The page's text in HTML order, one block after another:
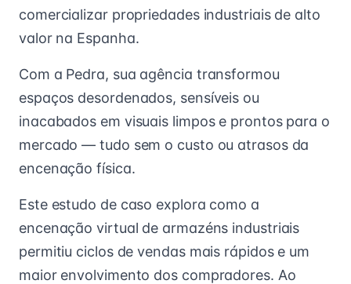
comercializar propriedades industriais de alto
valor na Espanha.
Com a Pedra, sua agência transformou
espaços desordenados, sensíveis ou
inacabados em visuais limpos e prontos para o
mercado — tudo sem o custo ou atrasos da
encenação física.
Este estudo de caso explora como a
encenação virtual de armazéns industriais
permitiu ciclos de vendas mais rápidos e um
maior envolvimento dos compradores. Ao